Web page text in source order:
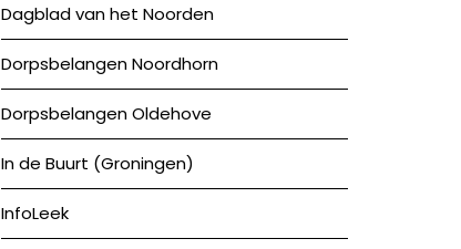
Dagblad van het Noorden
Dorpsbelangen Noordhorn
Dorpsbelangen Oldehove
In de Buurt (Groningen)
InfoLeek